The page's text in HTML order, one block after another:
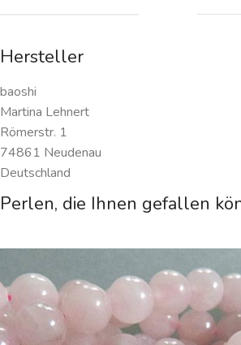
Hersteller
baoshi
Martina Lehnert
Römerstr. 1
74861 Neudenau
Deutschland
Perlen, die Ihnen gefallen